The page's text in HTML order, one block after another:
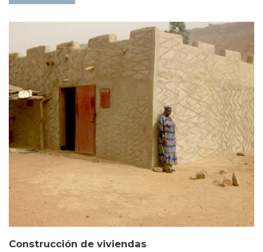
Construcción de viviendas